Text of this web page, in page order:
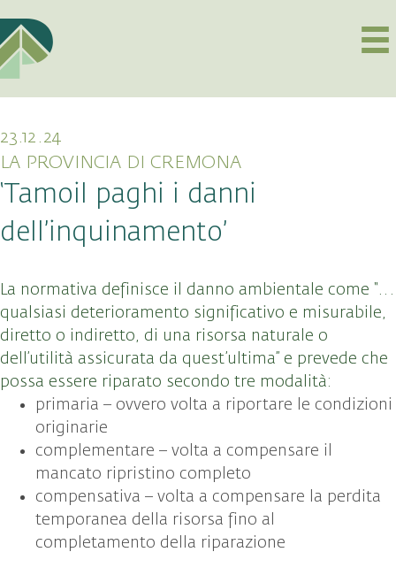
23.12.24
LA PROVINCIA DI CREMONA
‘Tamoil paghi i danni
dell’inquinamento’
La normativa definisce il danno ambientale come “…
qualsiasi deterioramento significativo e misurabile,
diretto o indiretto, di una risorsa naturale o
dell’utilità assicurata da quest’ultima” e prevede che
possa essere riparato secondo tre modalità:
primaria – ovvero volta a riportare le condizioni
originarie
complementare – volta a compensare il
mancato ripristino completo
compensativa – volta a compensare la perdita
temporanea della risorsa fino al
completamento della riparazione